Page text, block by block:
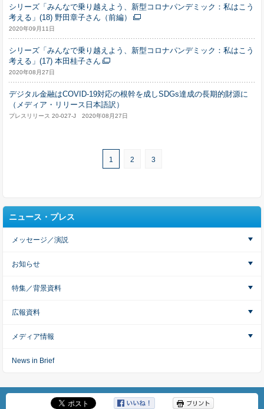
シリーズ「みんなで乗り越えよう、新型コロナパンデミック：私はこう
考える」(18) 野田章子さん（前編）
2020年09月11日
シリーズ「みんなで乗り越えよう、新型コロナパンデミック：私はこう
考える」(17) 本田桂子さん
2020年08月27日
デジタル金融はCOVID-19対応の根幹を成しSDGs達成の長期的財源に
（メディア・リリース日本語訳）
プレスリリース 20-027-J 2020年08月27日
1 2 3
ニュース・プレス
メッセージ／演説
お知らせ
特集／背景資料
広報資料
メディア情報
News in Brief